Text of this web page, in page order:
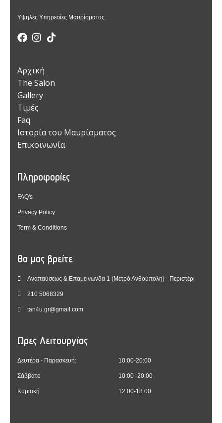
Υψηλές Υπηρεσίες Μαυρίσματος
Αρχική
The Salon
Gallery
Τιμές
Faq
Ιστορία του Μαυρίσματος
Επικοινωνία
Πληροφορίες
FAQ's
Privacy Policy
Term & Conditions
Θα μας βρείτε
Αναπαύσεως & Επαμεινώνδα 1 (Μετρό Ανθούπολη) - Περιστέρι
210 5068329
tan4u.gr@gmail.com
Ωρες Λειτουργίας
Δευτέρα - Παρασκευή:
Σάββατο
Κυριακή
10:00-20:00
10:00 -20:00
12:00-18:00